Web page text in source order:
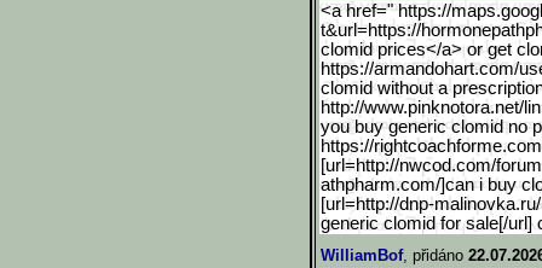
<a href=" https://
t&url=https://
clomid prices</a> or get
https://armandohart.com/
clomid without a
http://www.pinknotora.net/
you buy generic clomid no
https://
[url=http://nwcod.com/for
athpharm.com/]can i buy
[url=http://dnp-
generic clomid for sale[/url]
WilliamBof, přidáno